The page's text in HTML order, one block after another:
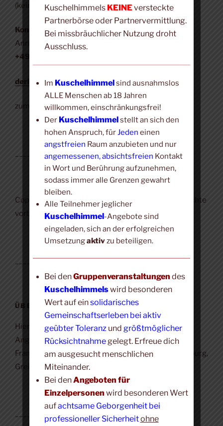
(kein Veranstaltungsort)
Kontakt:
Anruf, SMS, WhatsApp, Signal:
+49 (0) 171 423 4190
derkuschelhimmel@t-online.de
zum Impressum
___________________
Copyright © 2018-2026 Kuschel-Portal.
Alle Rechte
vorbehalten.
____________________
ÜBER DIESE WEBSITE
Hier findest du eine Übersicht det Kuschelhimmel-
Angebote für Gruppen und Einzelne im Raum
Frankfurt, Oberursel, Erbach/Rheingau, Mainz, Marburg,
Greifenstein und Boppard.
____________________
Kuschelhimmels KEINE versteckte
Partnerbörse oder Partnervermittlung.
Bei missbräuchlicher Nutzung droht
Ausschluss.
Im Kuschelhimmelsind ausnahmslos
ALLE Menschen ab 18 Jahren
willkommen, einschränkungsfrei!
Der Kuschelhimmelstellt an sich den
hohen Anspruch, fürJeden einen
angstfreien Raum anzubieten und nur
angemessenen, absichtsfreien Kontakt
in Wort und Berührung aufzunehmen,
sodass immer alle Grenzen gewahrt
bleiben.
Alle Teilnehmer jeglicher
Kuschelhimmel-Angebote sind
eingeladen, sich an der erfolgreichen
Umsetzungaktivzu beteiligen.
Bei denGruppenveranstaltungen des
Kuschelhimmelswird besonderen
Wert auf einsolidarisches
Gemeinschaftserleben bei aktiv
geübter Toleranz und größtmöglicher
Rücksichtnahmegelegt. Erfreue dich
am ausgesucht menschlichen
Miteinander.
Bei denAngeboten für
Einzelpersonen wird besonderen Wert
aufachtsame Geborgenheit bei
professioneller Sicherheitohne